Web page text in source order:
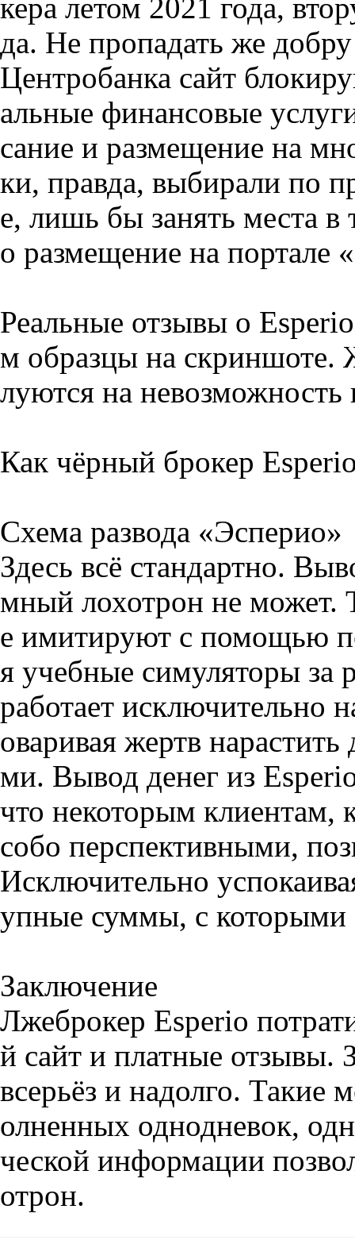
кера летом 2021 года,
да. Не пропадать же
Центробанка сайт
альные финансовые
сание и размещение на
ки, правда, выбирали по
е, лишь бы занять места в
о размещение на портале
Реальные отзывы о
м образцы на скриншоте.
луются на невозможность
Как чёрный брокер
Схема развода «Эсперио»
Здесь всё стандартно.
мный лохотрон не может.
е имитируют с помощью
я учебные симуляторы за
работает исключительно
оваривая жертв
ми. Вывод денег из
что некоторым
собо перспективными,
Исключительно
упные суммы, с которыми
Заключение
Лжеброкер Esperio
й сайт и платные отзывы.
всерьёз и надолго.
олненных однодневок,
ческой информации
отрон.